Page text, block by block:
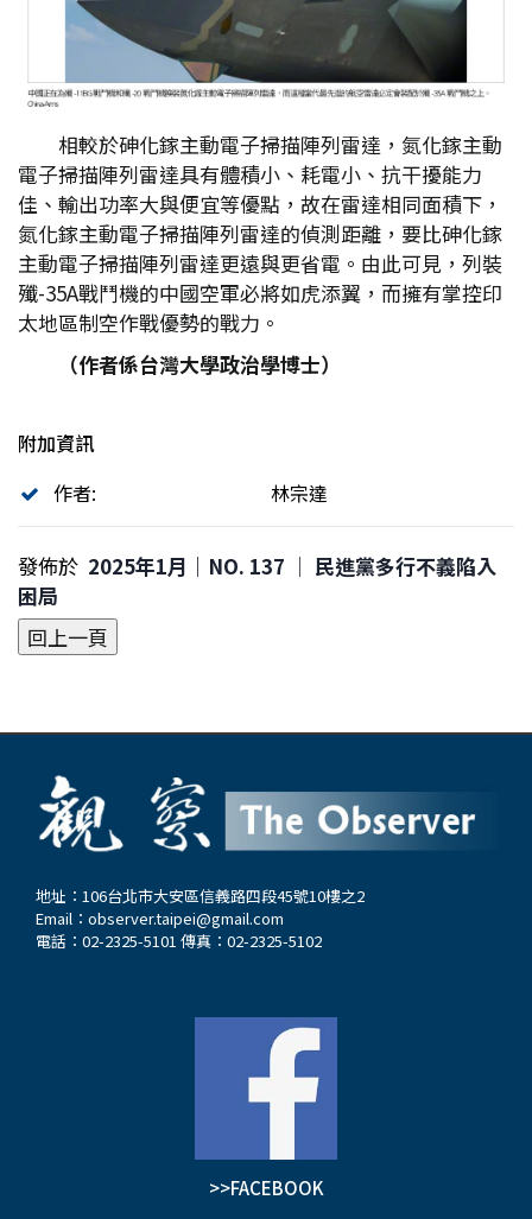
相較於砷化鎵主動電子掃描陣列雷達，氮化鎵主動
電子掃描陣列雷達具有體積小、耗電小、抗干擾能力
佳、輸出功率大與便宜等優點，故在雷達相同面積下，
氮化鎵主動電子掃描陣列雷達的偵測距離，要比砷化鎵
主動電子掃描陣列雷達更遠與更省電。由此可見，列裝
殲-35A戰鬥機的中國空軍必將如虎添翼，而擁有掌控印
太地區制空作戰優勢的戰力。
（作者係台灣大學政治學博士）
附加資訊
作者:
林宗達
發佈於 2025年1月｜NO. 137 │ 民進黨多行不義陷入
困局
地址：106台北市大安區信義路四段45號10樓之2
Email： observer.taipei@gmail.com
電話：02-2325-5101 傳真：02-2325-5102
>>FACEBOOK